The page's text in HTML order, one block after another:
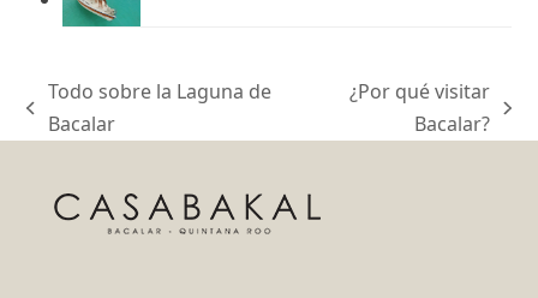
previous
Todo sobre la Laguna de
Bacalar
¿Por qué visitar
Bacalar?